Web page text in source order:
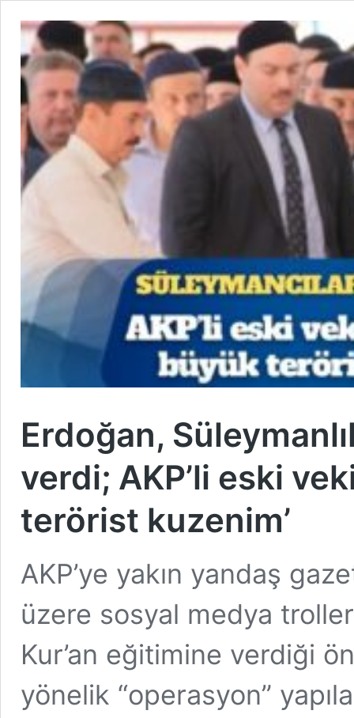
Erdoğan,
verdi; AKP’li eski
terörist kuzenim’
AKP’ye yakın yandaş
üzere sosyal medya
Kur’an eğitimine verdiği
yönelik “operasyon”